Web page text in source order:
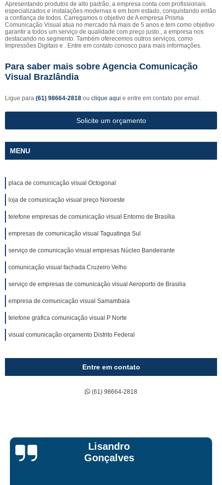
Apresentando produtos de alto padrão, a empresa conta com profissionais
especializados e instalações modernas e em bom estado, conquistando então
a confiança de todos. Carregamos o objetivo de A empresa Prisma
Comunicação Visual atua no mercado há mais de 5 anos e tem como objetivo
garantir a todos um serviço de qualidade com preço justo., a empresa nos
destacando no segmento. Também oferecemos outros serviços, como
Impressões Digitais e . Entre em contato conosco para mais informações.
Para saber mais sobre Agencia Comunicação
Visual Brazlândia
Ligue para (61) 98664-2818 ou clique aqui e entre em contato por email.
Solicite um orçamento
MENU
placa de comunicação visual Octogonal
loja de comunicação visual preço Noroeste
telefone empresas de comunicação visual Entorno de Brasília
empresas de comunicação visual Taguatinga Sul
serviço de comunicação visual empresas Núcleo Bandeirante
comunicação visual fachada Cruzeiro Velho
serviço de empresas de comunicação visual Aeroporto de Brasilia
empresa de comunicação visual Samambaia
telefone grafica comunicação visual P Norte
visual comunicação orçamento Distrito Federal
Entre em contato
(61) 98664-2818
Bruna Eduarda